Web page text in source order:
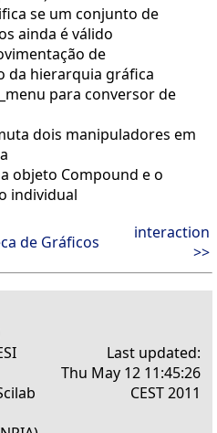
se um conjunto de
ainda é válido
de
da hierarquia gráfica
para conversor de
dois manipuladores em
objeto Compound e o
individual
de Gráficos
interaction
>>
Last updated:
Thu May 12 11:45:26
CEST 2011